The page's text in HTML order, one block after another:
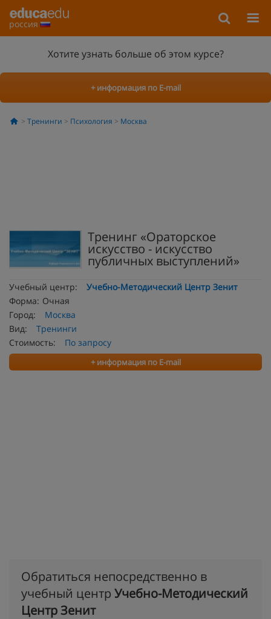
россия
Хотите узнать больше об этом курсе?
+ информация по E-mail
Тренинги Психология Москва
Тренинг «Ораторское
искусство - искусство
публичных выступлений»
Учебный центр:
Учебно-Методический Центр Зенит
Форма: Очная
Город:
Москва
Вид:
Тренинги
Стоимость:
По запросу
+ информация по E-mail
Обратиться непосредственно в
учебный центр Учебно-Методический
Центр Зенит